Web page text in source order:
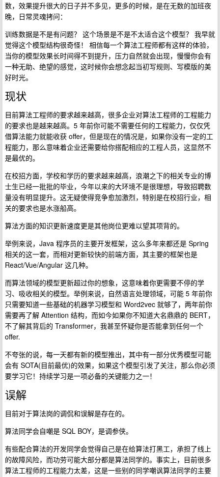
数，效果提升很大的日子并不多见，更多的时候，是在无数的加班夜
晚，日常灵魂拷问：
训练数据是不是有问题？ 这个场景是不是不太适合这个模型？ 我早就
觉得这个模型结构很奇怪！ 相信每一个算法工程师都有这样的体验，
当你的模型效果长时间得不到提升，压力自然就会出现，慢慢你会有
一种无助、绝望的感觉，这时候你会想念起当初写规则、写模版的美
好时光。
现状
目前算法工程师的要求越来越高，很多企业对算法工程师的工程能力
的要求也是越来越高。5 年前你可能不需要任何的工程能力，仅仅凭
借算法能力就能收获 offer，但是现在的情况是，如果你没有一定的工
程能力，那么意味着企业还需要给你搭配相应的工程人员，这显然不
是最优的。
在校招方面，学校和学历的要求越来越高，浪潮之下的相关专业的博
士生已经一批批的毕业，今年以来的大环境不是很理想，导致招聘数
量没有明显提升。这无疑使得竞争愈加激烈，特别是在校招行业，相
关的要求也是水涨船高。
算法方面的知识更新速度更是其他岗位更难以望其项背的。
举例来说，Java 程序员的主要开发框架，这么多年来都还是 Spring
相关的这一套，而相对更新较快的前端方面，其主要的框架也是
React/Vue/Angular 这几种。
而算法领域的模型更新超过你的想象，这意味着你更需要不停的学
习、吸收相关的模型。举例来说，自然语言处理领域，可能 5 年前你
只需要知道一些基础的机器学习模型和 Word2vec 就够了，两年前你
需要再了解 Attention 结构，而如今如果你不知道大名鼎鼎的 BERT，
不了解其背后的 Transformer，我甚至怀疑你是否能拿到任何一个
offer.
不夸张的说，每一天都有新的模型推出，其中有一部分优秀模型可能
会有 SOTA(目前最优)的效果，如果这个模型引发了关注，那么你必须
要学习它！持续学习是一项必备的关键能力之一！
误解
目前对于算法岗的调侃和误解是存在的。
算法同学会自嘲是 SQL BOY，是调参侠。
有些配合算法的开发同学会觉得自己是在给算法打黑工，承担了线上
的故障风险，而功劳可能大部分都是算法同学的。事实上，目前很多
算法工程师的工程能力太差，这是一些别的同学嘲讽算法同学的主要